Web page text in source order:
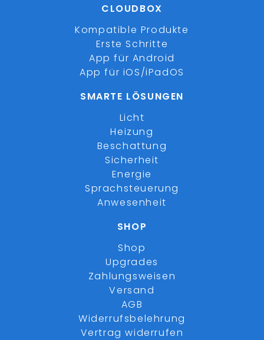
CLOUDBOX
Kompatible Produkte
Erste Schritte
App für Android
App für iOS/iPadOS
SMARTE LÖSUNGEN
Licht
Heizung
Beschattung
Sicherheit
Energie
Sprachsteuerung
Anwesenheit
SHOP
Shop
Upgrades
Zahlungsweisen
Versand
AGB
Widerrufsbelehrung
Vertrag widerrufen